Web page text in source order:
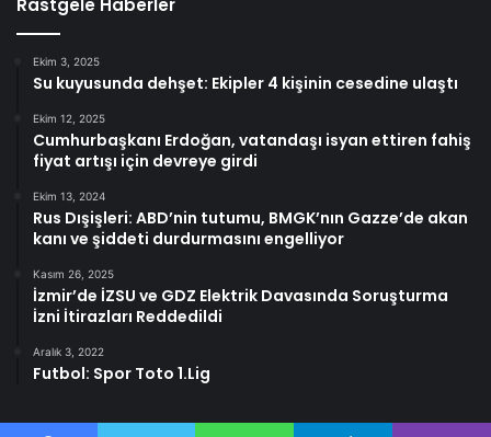
Rastgele Haberler
Ekim 3, 2025
Su kuyusunda dehşet: Ekipler 4 kişinin cesedine ulaştı
Ekim 12, 2025
Cumhurbaşkanı Erdoğan, vatandaşı isyan ettiren fahiş
fiyat artışı için devreye girdi
Ekim 13, 2024
Rus Dışişleri: ABD’nin tutumu, BMGK’nın Gazze’de akan
kanı ve şiddeti durdurmasını engelliyor
Kasım 26, 2025
İzmir’de İZSU ve GDZ Elektrik Davasında Soruşturma
İzni İtirazları Reddedildi
Aralık 3, 2022
Futbol: Spor Toto 1.Lig